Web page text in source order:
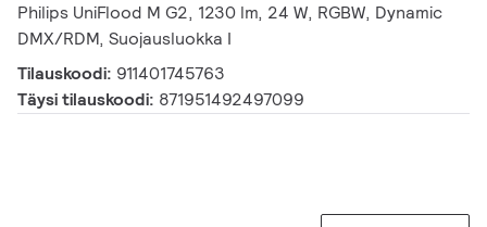
Philips UniFlood M G2, 1230 lm, 24 W, RGBW, Dynamic
DMX/RDM, Suojausluokka I
Tilauskoodi: 911401745763
Täysi tilauskoodi: 871951492497099